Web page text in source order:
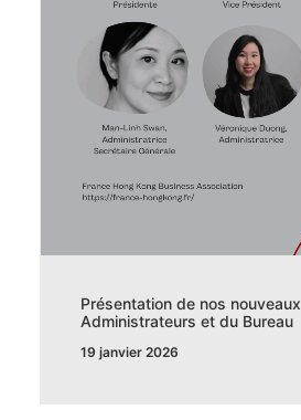
Présentation de nos nouveaux
Administrateurs et du Bureau
19 janvier 2026